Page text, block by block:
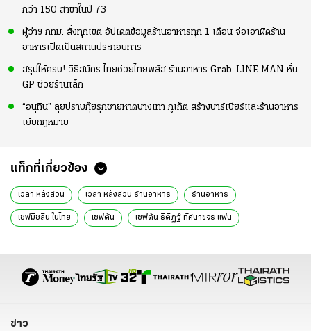
กว่า 150 สาขาในปี 73
ผู้ว่าฯ กทม. สั่งทุกเขต อัปเดตข้อมูลร้านอาหารทุก 1 เดือน จ่อเอาผิดร้าน
อาหารเปิดเป็นสถานประกอบการ
สรุปให้ครบ! วิธีสมัคร ไทยช่วยไทยพลัส ร้านอาหาร Grab-LINE MAN หั่น
GP ช่วยร้านเล็ก
“อนุทิน” ลุยปราบกุ๊ยรุกชายหาดบางเทา ภูเก็ต สร้างบาร์เบียร์และร้านอาหาร
เย้ยกฎหมาย
แท็กที่เกี่ยวข้อง
เวลา หลังสวน เวลา หลังสวน ร้านอาหาร ร้านอาหาร
เชฟมิชลิน ในไทย เชฟต้น เชฟต้น ธิติฏฐ์ ทัศนาขจร แฟน
ข่าว